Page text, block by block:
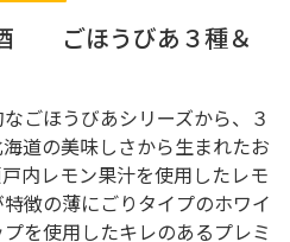
ごほうびあ３種＆
ごほうびあシリーズから、３
道の美味しさから生まれたお
内レモン果汁を使用したレモ
徴の薄にごりタイプのホワイ
を使用したキレのあるプレミ